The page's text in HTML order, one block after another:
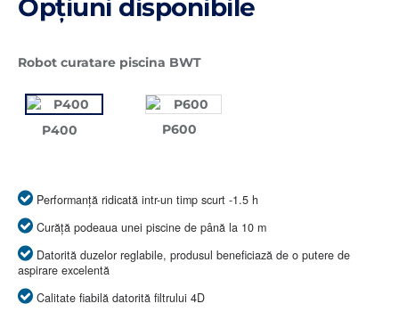
Performanță ridicată intr-un timp scurt -1.5 h
Curăță podeaua unei piscine de până la 10 m
Datorită duzelor reglabile, produsul beneficiază de o putere de
aspirare excelentă
Calitate fiabilă datorită filtrului 4D
Opţiuni disponibile
Robot curatare piscina BWT
P400 P600